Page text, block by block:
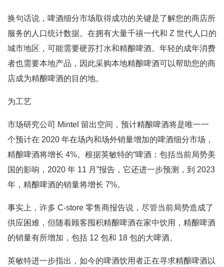
换句话说，啤酒细分市场取得成功的关键是了解您的商店所
服务的人口统计数据。在拥有大量千禧一代和 Z 世代人口的
城市地区，可能需要硬苏打水和精酿啤酒。年轻的成年消费
者也需要本地产品，因此采购本地精酿啤酒可以帮助您的商
店成为精酿啤酒的目的地。
为工艺
市场研究公司 Mintel 留出空间，预计精酿啤酒将是唯一一
个预计在 2020 年在场内和场外销量增加的啤酒细分市场，
精酿啤酒将增长 4%。根据英敏特的“啤酒：包括当前局势美
国的影响，2020 年 11 月”报告，它还进一步预测，到 2023
年，精酿啤酒的销量将增长 7%。
事实上，许多 C-store 零售商报告说，尽管当前局势造成了
供应困难，但随着顾客囤积精酿啤酒在家中饮用，精酿啤酒
的销量有所增加，包括 12 包和 18 包的大啤酒。
英敏特进一步指出，如今的啤酒饮用者正在寻求精酿啤酒以